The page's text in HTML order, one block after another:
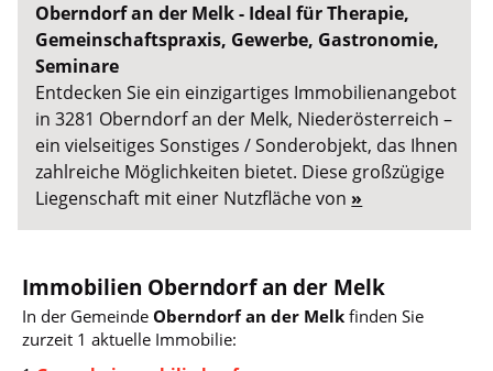
Oberndorf an der Melk - Ideal für Therapie,
Gemeinschaftspraxis, Gewerbe, Gastronomie,
Seminare
Entdecken Sie ein einzigartiges Immobilienangebot
in 3281 Oberndorf an der Melk, Niederösterreich –
ein vielseitiges Sonstiges / Sonderobjekt, das Ihnen
zahlreiche Möglichkeiten bietet. Diese großzügige
Liegenschaft mit einer Nutzfläche von »
Immobilien Oberndorf an der Melk
In der GemeindeOberndorf an der Melk finden Sie
zurzeit 1 aktuelle Immobilie: